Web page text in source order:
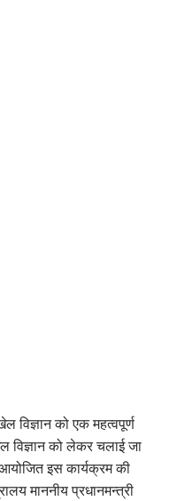
को एक महत्वपूर्ण
विज्ञान को लेकर चलाई जा
आयोजित इस कार्यक्रम की
माननीय प्रधानमन्त्री